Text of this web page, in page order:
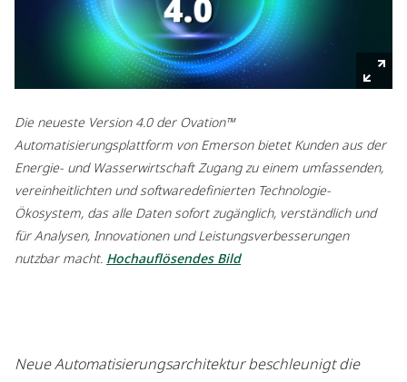
Die neueste Version 4.0 der Ovation™
Automatisierungsplattform von Emerson bietet Kunden aus der
Energie- und Wasserwirtschaft Zugang zu einem umfassenden,
vereinheitlichten und softwaredefinierten Technologie-
Ökosystem, das alle Daten sofort zugänglich, verständlich und
für Analysen, Innovationen und Leistungsverbesserungen
nutzbar macht. Hochauflösendes Bild
Neue Automatisierungsarchitektur beschleunigt die